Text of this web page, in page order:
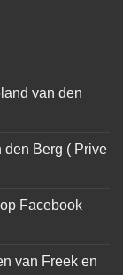
van den
den Berg ( Prive
Facebook
van Freek en